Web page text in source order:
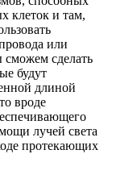
клеток и там,
или
сделать
будут
длиной
вроде
лучей света
протекающих